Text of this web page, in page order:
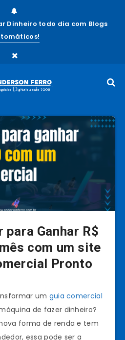
Dinheiro todo dia com Blogs
para Ganhar R$
com um site
Pronto
um guia comercial
de fazer dinheiro?
forma de renda e tem
essa pode ser a